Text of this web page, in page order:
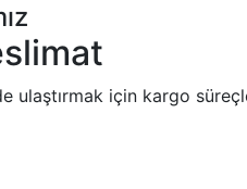
ulaştırmak için kargo